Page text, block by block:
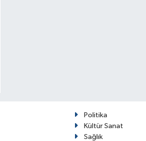
Politika
Kültür Sanat
Sağlık